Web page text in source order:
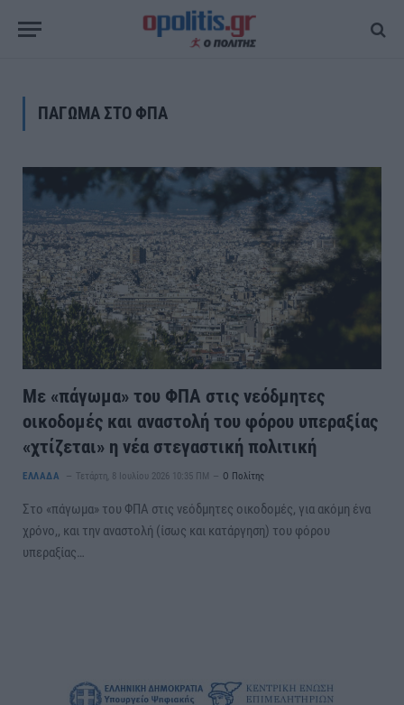
ΠΑΓΩΜΑ ΣΤΟ ΦΠΑ
Με «πάγωμα» του ΦΠΑ στις νεόδμητες
οικοδομές και αναστολή του φόρου υπεραξίας
«χτίζεται» η νέα στεγαστική πολιτική
ΕΛΛΑΔΑ Τετάρτη, 8 Ιουλίου 2026 10:35 ΠΜ Ο Πολίτης
Στο «πάγωμα» του ΦΠΑ στις νεόδμητες οικοδομές, για ακόμη ένα
χρόνο,, και την αναστολή (ίσως και κατάργηση) του φόρου
υπεραξίας…